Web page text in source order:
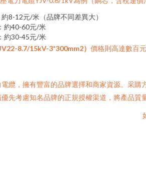
8-12元/米（品牌不同差異大）
約40-60元/米
約30-45元/米
8.7/15kV-3*300mm2） 價格則高達數百
纜，擁有豐富的品牌選擇和商家資源。采購
先考慮知名品牌的正規授權渠道，將產品